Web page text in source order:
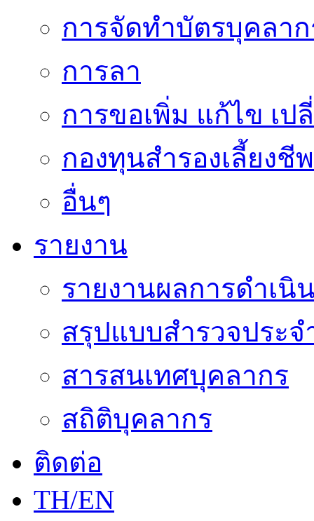
การจัดทำบัตรบุคลา
การลา
การขอเพิ่ม แก้ไข เ
กองทุนสำรองเลี้ยงชีพ
อื่นๆ
รายงาน
รายงานผลการดำเนิ
สรุปแบบสำรวจประจ
สารสนเทศบุคลากร
สถิติบุคลากร
ติดต่อ
TH/EN